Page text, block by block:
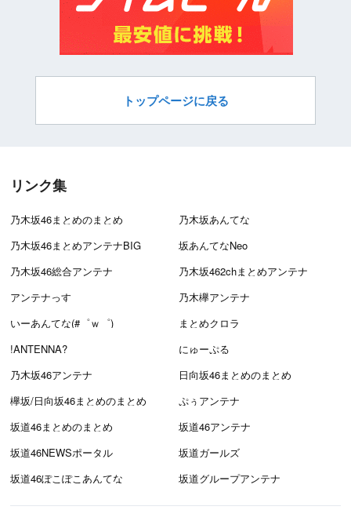
トップページに戻る
リンク集
乃木坂46まとめのまとめ
乃木坂あんてな
乃木坂46まとめアンテナBIG
坂あんてなNeo
乃木坂46総合アンテナ
乃木坂462chまとめアンテナ
アンテナっす
乃木欅アンテナ
いーあんてな(#゜ｗ゜)
まとめクロラ
!ANTENNA?
にゅーぷる
乃木坂46アンテナ
日向坂46まとめのまとめ
欅坂/日向坂46まとめのまとめ
ぷぅアンテナ
坂道46まとめのまとめ
坂道46アンテナ
坂道46NEWSポータル
坂道ガールズ
坂道46ぽこぽこあんてな
坂道グループアンテナ